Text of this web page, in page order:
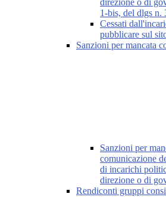
direzione o di
1-bis, del dlgs n.
Cessati
pubblicare sul
Sanzioni per mancata
Sanzioni per
comunicazione
di incarichi
direzione o di
Rendiconti gruppi